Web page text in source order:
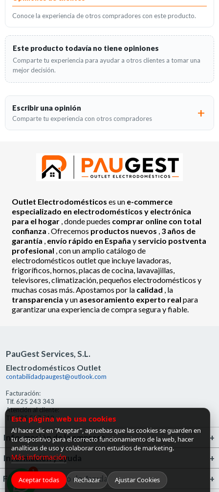
Conoce la experiencia de otros compradores con este producto.
Este producto todavía no tiene opiniones
Comparte tu experiencia para ayudar a otros clientes a tomar una
mejor decisión.
Escribir una opinión
Comparte tu experiencia con otros compradores
Outlet Electrodomésticos es un e-commerce
especializado en electrodomésticos y electrónica
para el hogar , donde puedes comprar online con total
confianza . Ofrecemos productos nuevos 3 años de
garantía envío rápido en España y servicio postventa
profesional , con un amplio catálogo de
electrodomésticos outlet que incluye lavadoras,
frigoríficos, hornos, placas de cocina, lavavajillas,
televisores, climatización, pequeños electrodomésticos y
muchas cosas más. Apostamos por la calidad , la
transparencia y un asesoramiento experto real para
garantizar una experiencia de compra segura y fiable.
PauGest Services, S.L.
Electrodomésticos Outlet
contabilidadpaugest@outlook.com
Facturación:
Tlf. 625 243 343
Atención al cliente:
Tlf. 685 527 519
Información de la empresa
Información y ayuda
FrigoGas · Centro de Ayuda
1
¡Hola! ¿en qué puedo ayudarte?
Esta página web usa cookies
Al hacer clic en "Aceptar", apruebas que las cookies se guarden en
tu dispositivo para el correcto funcionamiento de la web, hacer
analíticas de uso y colaborar con estudios de marketing.
Más información
Aceptar todas Rechazar Ajustar Cookies